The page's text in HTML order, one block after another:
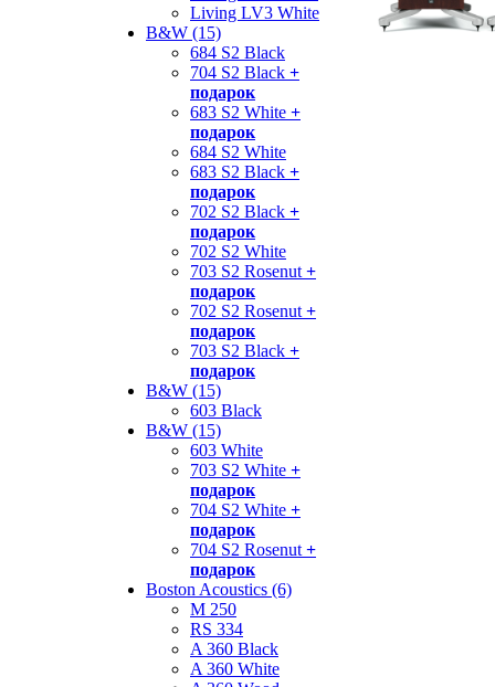
Living LV3 White
B&W (15)
684 S2 Black
704 S2 Black +
подарок
683 S2 White +
подарок
684 S2 White
683 S2 Black +
подарок
702 S2 Black +
подарок
702 S2 White
703 S2 Rosenut +
подарок
702 S2 Rosenut +
подарок
703 S2 Black +
подарок
B&W (15)
603 Black
B&W (15)
603 White
703 S2 White +
подарок
704 S2 White +
подарок
704 S2 Rosenut +
подарок
Boston Acoustics (6)
M 250
RS 334
A 360 Black
A 360 White